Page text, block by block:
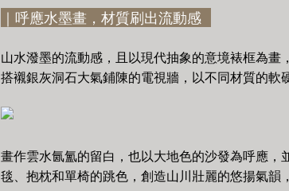
｜呼應水墨畫，材質刷出流動感
山水潑墨的流動感，且以現代抽象的意境裱框為畫
搭襯銀灰洞石大氣鋪陳的電視牆，以不同材質的軟
畫作雲水氤氳的留白，也以大地色的沙發為呼應
毯、抱枕和單椅的跳色，創造山川壯麗的悠揚氣韻